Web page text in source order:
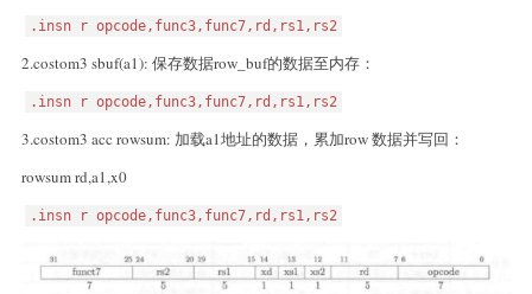
.insn r opcode,func3,func7,rd,rs1,rs2
2.costom3 sbuf(a1): 保存数据row_buf的数据至内存：
.insn r opcode,func3,func7,rd,rs1,rs2
3.costom3 acc rowsum: 加载a1地址的数据，累加row 数据并写回：
rowsum rd,a1,x0
.insn r opcode,func3,func7,rd,rs1,rs2